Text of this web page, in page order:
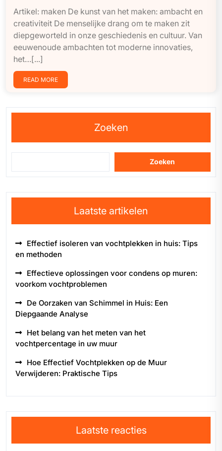
Artikel: maken De kunst van het maken: ambacht en
creativiteit De menselijke drang om te maken zit
diepgeworteld in onze geschiedenis en cultuur. Van
eeuwenoude ambachten tot moderne innovaties,
het…[...]
READ MORE
Zoeken
Zoeken
Laatste artikelen
Effectief isoleren van vochtplekken in huis: Tips
en methoden
Effectieve oplossingen voor condens op muren:
voorkom vochtproblemen
De Oorzaken van Schimmel in Huis: Een
Diepgaande Analyse
Het belang van het meten van het
vochtpercentage in uw muur
Hoe Effectief Vochtplekken op de Muur
Verwijderen: Praktische Tips
Laatste reacties